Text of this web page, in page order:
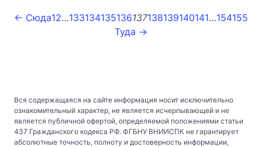
← Сюда12…133134135136137138139140141…154155
Туда →
Вся содержащаяся на сайте информация носит исключительно
ознакомительный характер, не является исчерпывающей и не
является публичной офертой, определяемой положениями статьи
437 Гражданского кодекса РФ. ФГБНУ ВНИИСПК не гарантирует
абсолютные точность, полноту и достоверность информации,